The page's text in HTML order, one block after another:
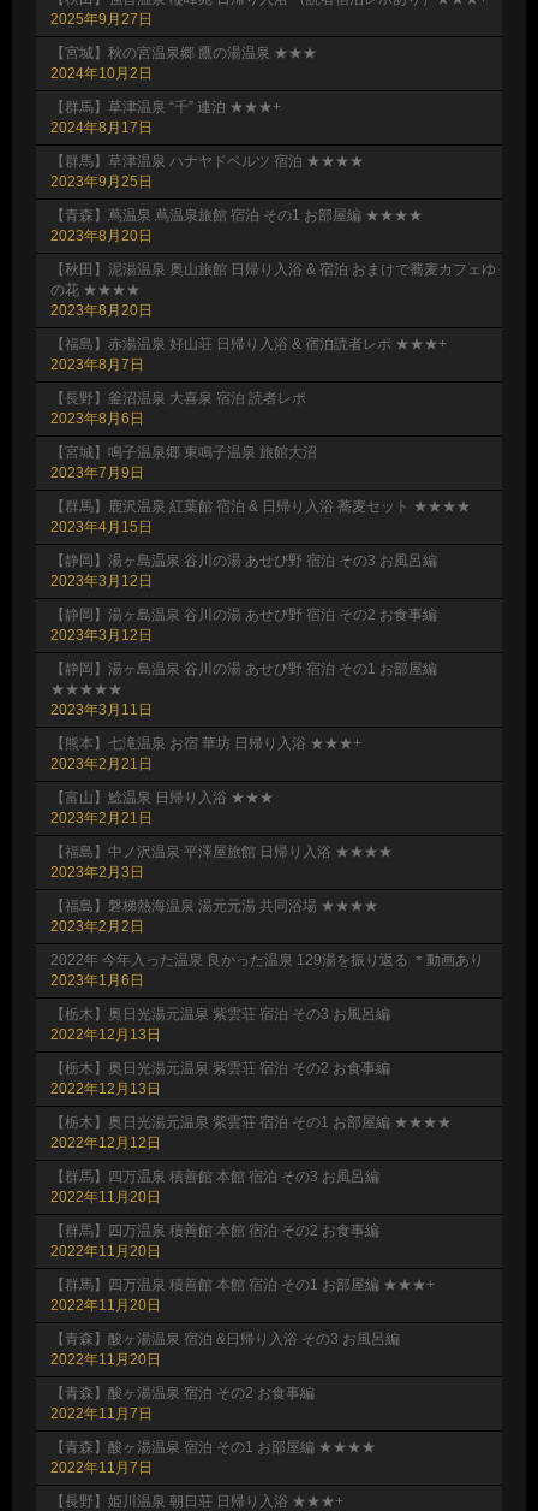
2025年9月27日
【宮城】秋の宮温泉郷 鷹の湯温泉 ★★★
2024年10月2日
【群馬】草津温泉 “千” 連泊 ★★★+
2024年8月17日
【群馬】草津温泉 ハナヤドベルツ 宿泊 ★★★★
2023年9月25日
【青森】蔦温泉 蔦温泉旅館 宿泊 その1 お部屋編 ★★★★
2023年8月20日
【秋田】泥湯温泉 奥山旅館 日帰り入浴 & 宿泊 おまけで蕎麦カフェゆ
の花 ★★★★
2023年8月20日
【福島】赤湯温泉 好山荘 日帰り入浴 & 宿泊読者レポ ★★★+
2023年8月7日
【長野】釜沼温泉 大喜泉 宿泊 読者レポ
2023年8月6日
【宮城】鳴子温泉郷 東鳴子温泉 旅館大沼
2023年7月9日
【群馬】鹿沢温泉 紅葉館 宿泊 & 日帰り入浴 蕎麦セット ★★★★
2023年4月15日
【静岡】湯ヶ島温泉 谷川の湯 あせび野 宿泊 その3 お風呂編
2023年3月12日
【静岡】湯ヶ島温泉 谷川の湯 あせび野 宿泊 その2 お食事編
2023年3月12日
【静岡】湯ヶ島温泉 谷川の湯 あせび野 宿泊 その1 お部屋編
★★★★★
2023年3月11日
【熊本】七滝温泉 お宿 華坊 日帰り入浴 ★★★+
2023年2月21日
【富山】鯰温泉 日帰り入浴 ★★★
2023年2月21日
【福島】中ノ沢温泉 平澤屋旅館 日帰り入浴 ★★★★
2023年2月3日
【福島】磐梯熱海温泉 湯元元湯 共同浴場 ★★★★
2023年2月2日
2022年 今年入った温泉 良かった温泉 129湯を振り返る ＊動画あり
2023年1月6日
【栃木】奥日光湯元温泉 紫雲荘 宿泊 その3 お風呂編
2022年12月13日
【栃木】奥日光湯元温泉 紫雲荘 宿泊 その2 お食事編
2022年12月13日
【栃木】奥日光湯元温泉 紫雲荘 宿泊 その1 お部屋編 ★★★★
2022年12月12日
【群馬】四万温泉 積善館 本館 宿泊 その3 お風呂編
2022年11月20日
【群馬】四万温泉 積善館 本館 宿泊 その2 お食事編
2022年11月20日
【群馬】四万温泉 積善館 本館 宿泊 その1 お部屋編 ★★★+
2022年11月20日
【青森】酸ヶ湯温泉 宿泊 &日帰り入浴 その3 お風呂編
2022年11月20日
【青森】酸ヶ湯温泉 宿泊 その2 お食事編
2022年11月7日
【青森】酸ヶ湯温泉 宿泊 その1 お部屋編 ★★★★
2022年11月7日
【長野】姫川温泉 朝日荘 日帰り入浴 ★★★+